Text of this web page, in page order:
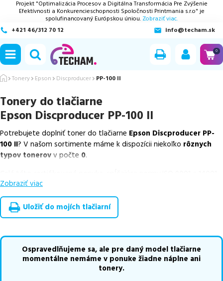
Projekt "Optimalizácia Procesov a Digitálna Transformácia Pre Zvýšenie
Efektívnosti a Konkurencieschopnosti Spoločnosti Printmania s.r.o" je
spolufinancovaný Európskou úniou. Zobraziť viac.
+421 46/312 70 12
info@techam.sk
0
Tonery Epson Discproducer PP-100 II
Tonery do tlačiarne
Epson Discproducer PP-100 II
Potrebujete doplniť toner do tlačiarne Epson Discproducer PP-
100 II? V našom sortimente máme k dispozícii niekoľko rôznych
typov tonerovv počte 0.
zaručuje bezproblémovú tlač.
Vieme, že pri nákupe zohráva dôležitú úlohu aj dostupnosť. Preto
sa snažíme
pravidelne naskladňovať produkty, aby boli ihneď k
ponuke 0 ks tonerov.
Ak si pri výbere nie ste istí, ktoré riešenie je pre vaše potreby
najvhodnejšie, alebo máte akékoľvek ďalšie otázky, môžete sa na
Zobraziť viac
Uložiť do mojích tlačiarní
Ospravedlňujeme sa, ale pre daný model tlačiarne
momentálne nemáme v ponuke žiadne náplne ani
tonery.